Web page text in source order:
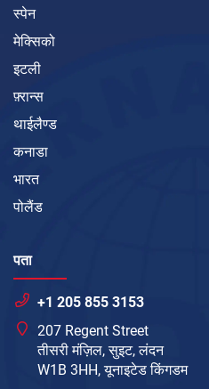
स्पेन
मेक्सिको
इटली
फ़्रान्स
थाईलैण्ड
कनाडा
भारत
पोलैंड
पता
+1 205 855 3153
207 Regent Street
तीसरी मंज़िल, सुइट, लंदन
W1B 3HH, यूनाइटेड किंगडम